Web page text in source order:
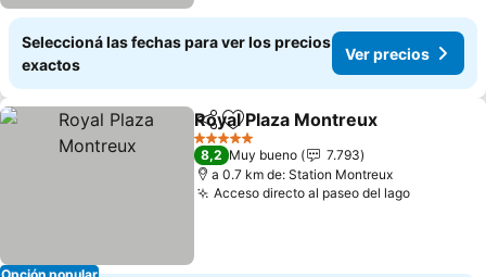
Seleccioná las fechas para ver los precios
exactos
Ver precios
CompartirAñadir a favoritos
Royal Plaza Montreux
5 Estrellas
8,2 Muy bueno
7.793
a 0.7 km de: Station Montreux
Acceso directo al paseo del lago